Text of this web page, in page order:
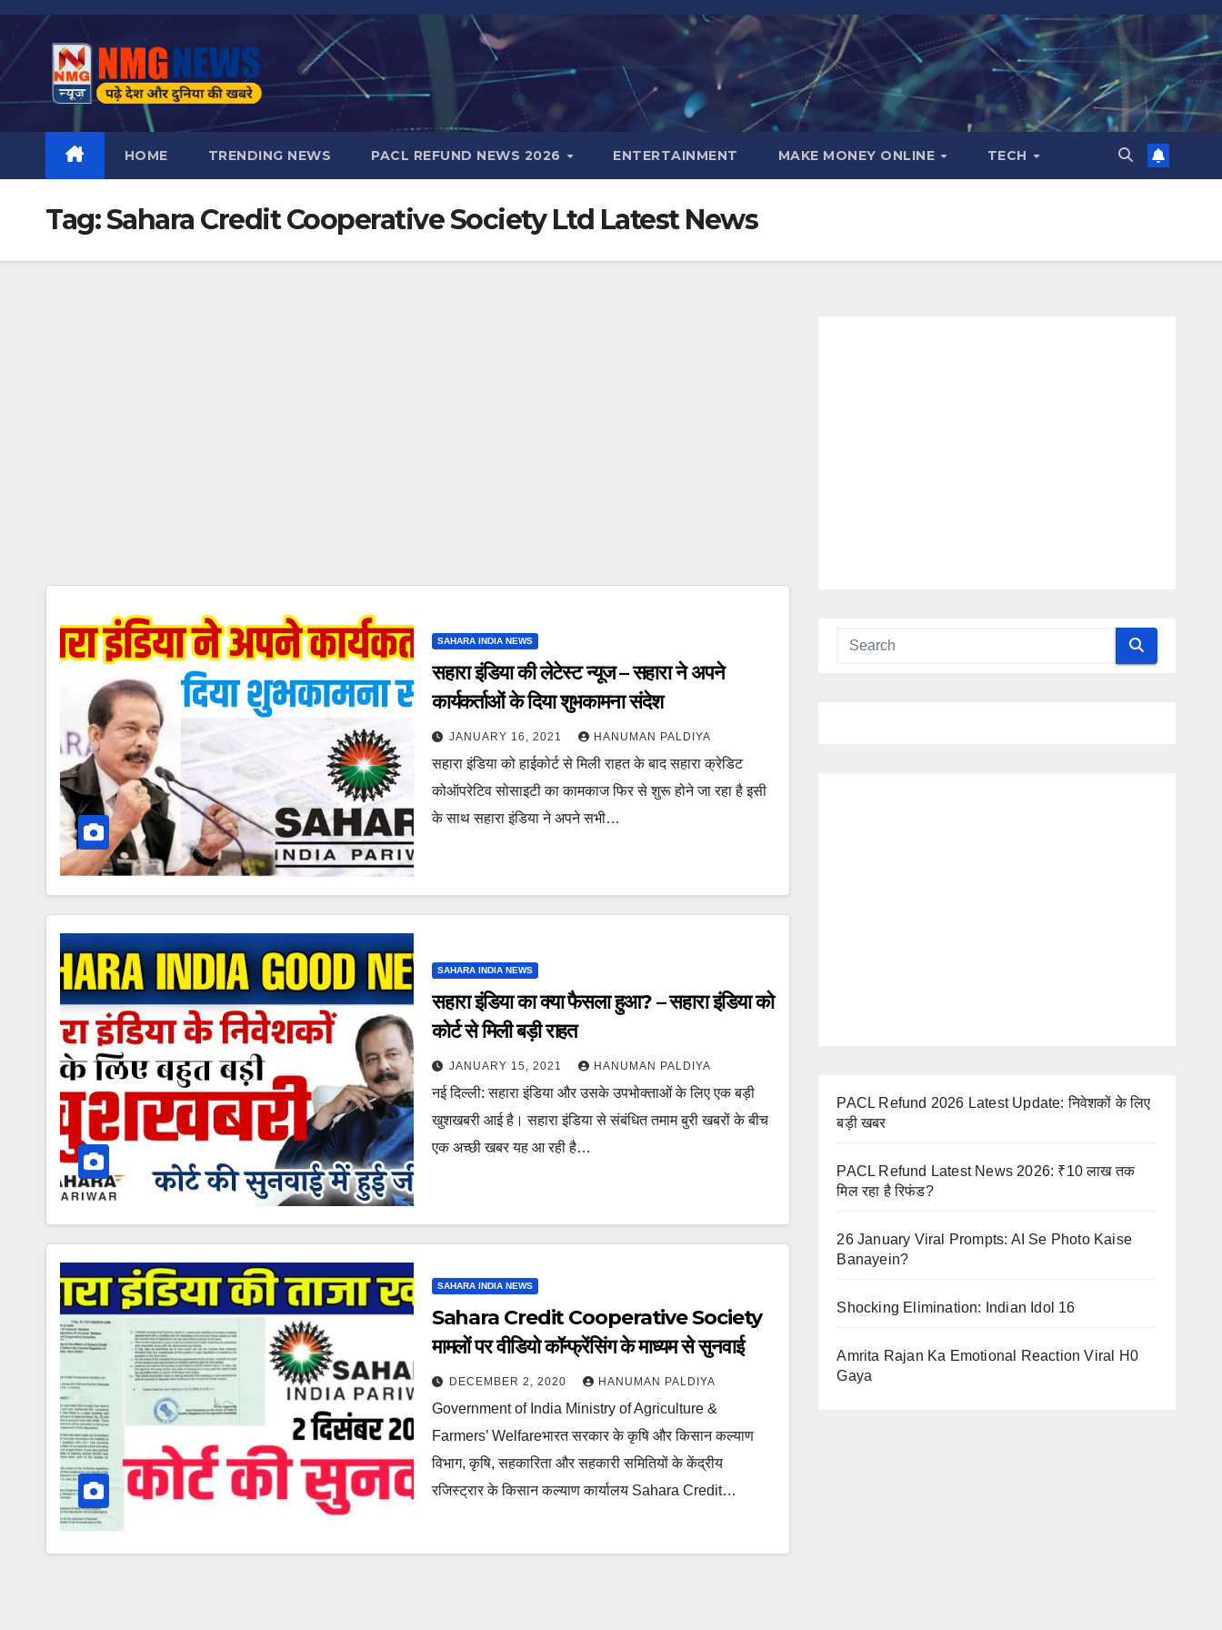
Skip
content
HOME TRENDING NEWS PACL REFUND NEWS 2026 ENTERTAINMENT MAKE MONEY ONLINE TECH
Tag:Sahara Credit Cooperative Society Ltd Latest News
SAHARA INDIA NEWS
सहारा इंडिया की लेटेस्ट न्यूज – सहारा ने अपने
कार्यकर्ताओं के दिया शुभकामना संदेश
JANUARY 16, 2021 HANUMAN PALDIYA
सहारा इंडिया को हाईकोर्ट से मिली राहत के बाद सहारा क्रेडिट
कोऑपरेटिव सोसाइटी का कामकाज फिर से शुरू होने जा रहा है इसी
के साथ सहारा इंडिया ने अपने सभी…
SAHARA INDIA NEWS
सहारा इंडिया का क्या फैसला हुआ? – सहारा इंडिया को
कोर्ट से मिली बड़ी राहत
JANUARY 15, 2021 HANUMAN PALDIYA
नई दिल्ली: सहारा इंडिया और उसके उपभोक्ताओं के लिए एक बड़ी
खुशखबरी आई है। सहारा इंडिया से संबंधित तमाम बुरी खबरों के बीच
एक अच्छी खबर यह आ रही है…
SAHARA INDIA NEWS
Sahara Credit Cooperative Society
मामलों पर वीडियो कॉन्फ्रेंसिंग के माध्यम से सुनवाई
DECEMBER 2, 2020 HANUMAN PALDIYA
Government of India Ministry of Agriculture &
Farmers’ Welfareभारत सरकार के कृषि और किसान कल्याण
विभाग, कृषि, सहकारिता और सहकारी समितियों के केंद्रीय
रजिस्ट्रार के किसान कल्याण कार्यालय Sahara Credit…
PACL Refund 2026 Latest Update: निवेशकों के लिए
बड़ी खबर
PACL Refund Latest News 2026: ₹10 लाख तक
मिल रहा है रिफंड?
26 January Viral Prompts: AI Se Photo Kaise
Banayein?
Shocking Elimination: Indian Idol 16
Amrita Rajan Ka Emotional Reaction Viral H0
Gaya